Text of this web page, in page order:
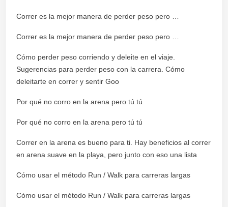
Correr es la mejor manera de perder peso pero …
Correr es la mejor manera de perder peso pero …
Cómo perder peso corriendo y deleite en el viaje.
Sugerencias para perder peso con la carrera. Cómo
deleitarte en correr y sentir Goo
Por qué no corro en la arena pero tú tú
Por qué no corro en la arena pero tú tú
Correr en la arena es bueno para ti. Hay beneficios al correr
en arena suave en la playa, pero junto con eso una lista
Cómo usar el método Run / Walk para carreras largas
Cómo usar el método Run / Walk para carreras largas